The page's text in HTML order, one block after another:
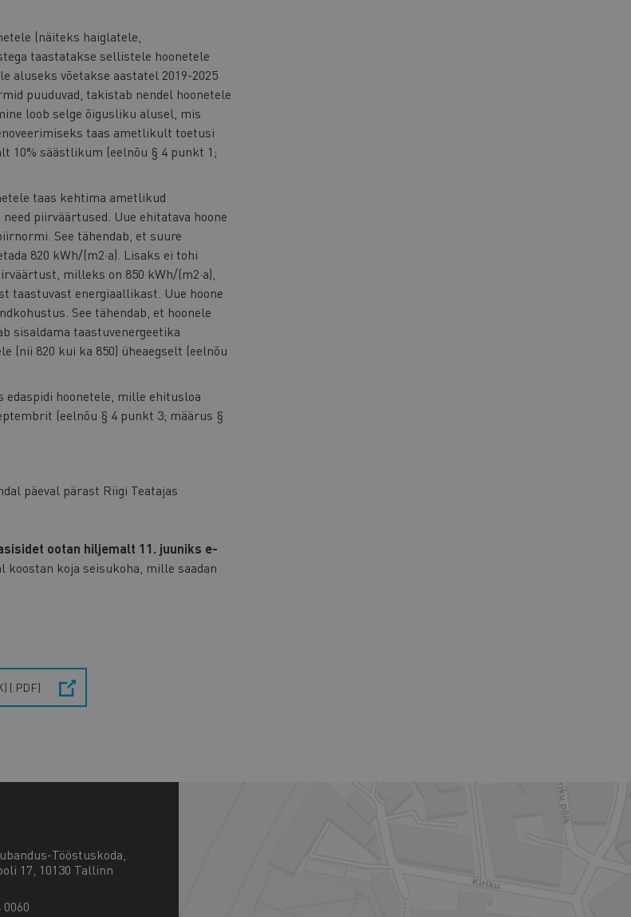
(näiteks haiglatele,
taastatakse sellistele hoonetele
aluseks võetakse aastatel 2019-2025
puuduvad, takistab nendel hoonetele
loob selge õigusliku alusel, mis
taas ametlikult toetusi
10% säästlikum (eelnõu § 4 punkt 1;
taas kehtima ametlikud
piirväärtused. Uue ehitatava hoone
See tähendab, et suure
820 kWh/(m2·a). Lisaks ei tohi
milleks on 850 kWh/(m2·a),
taastuvast energiaallikast. Uue hoone
See tähendab, et hoonele
sisaldama taastuvenergeetika
(nii 820 kui ka 850) üheaegselt (eelnõu
hoonetele, mille ehitusloa
(eelnõu § 4 punkt 3; määrus §
päeval pärast Riigi Teatajas
ootan hiljemalt 11. juuniks e-
koostan koja seisukoha, mille saadan
(.PDF)
Tööstuskoda,
17, 10130 Tallinn
0060